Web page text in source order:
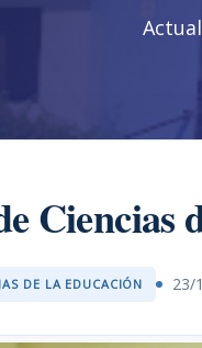
Ciencias
DE LA EDUCACIÓN 23/